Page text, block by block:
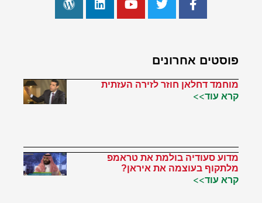
פוסטים אחרונים
מוחמד דחלאן חוזר לזירה העזתית
קרא עוד>>
מדוע סעודיה בולמת את טראמפ
מלתקוף בעוצמה את איראן?
קרא עוד>>